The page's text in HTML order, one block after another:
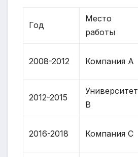
Год
Место
работы
2008-2012 Компания A
2012-2015
Университет
B
2016-2018 Компания C